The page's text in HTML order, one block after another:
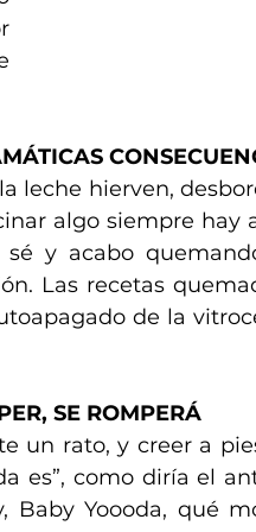
leche hierven,
algo siempre hay
y acabo
Las recetas
de la
SE ROMPERÁ
un rato, y creer a
es”, como diría el
Baby Yoooda, qué